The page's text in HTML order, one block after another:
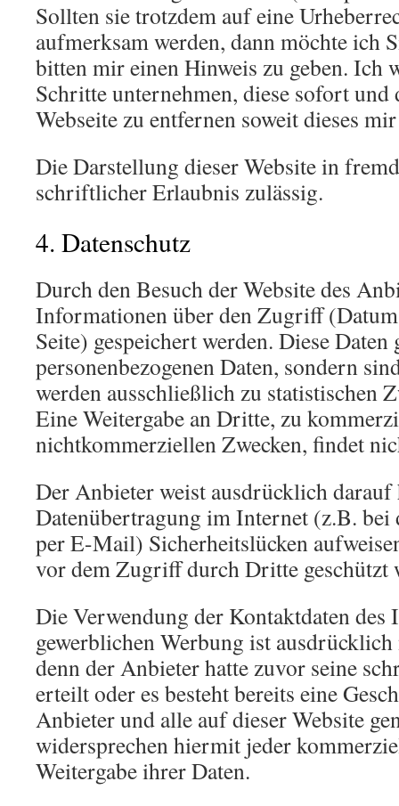
Sollten sie trotzdem auf eine
aufmerksam werden, dann möchte ich
bitten mir einen Hinweis zu geben. Ich
Schritte unternehmen, diese sofort und
Webseite zu entfernen soweit dieses
Die Darstellung dieser Website in
schriftlicher Erlaubnis zulässig.
4. Datenschutz
Durch den Besuch der Website des
Informationen über den Zugriff
Seite) gespeichert werden. Diese
personenbezogenen Daten, sondern
werden ausschließlich zu statistischen
Eine Weitergabe an Dritte, zu
nichtkommerziellen Zwecken, findet
Der Anbieter weist ausdrücklich darauf
Datenübertragung im Internet (z.B.
per E-Mail) Sicherheitslücken
vor dem Zugriff durch Dritte geschützt
Die Verwendung der Kontaktdaten des
gewerblichen Werbung ist
denn der Anbieter hatte zuvor seine
erteilt oder es besteht bereits eine
Anbieter und alle auf dieser Website
widersprechen hiermit jeder
Weitergabe ihrer Daten.